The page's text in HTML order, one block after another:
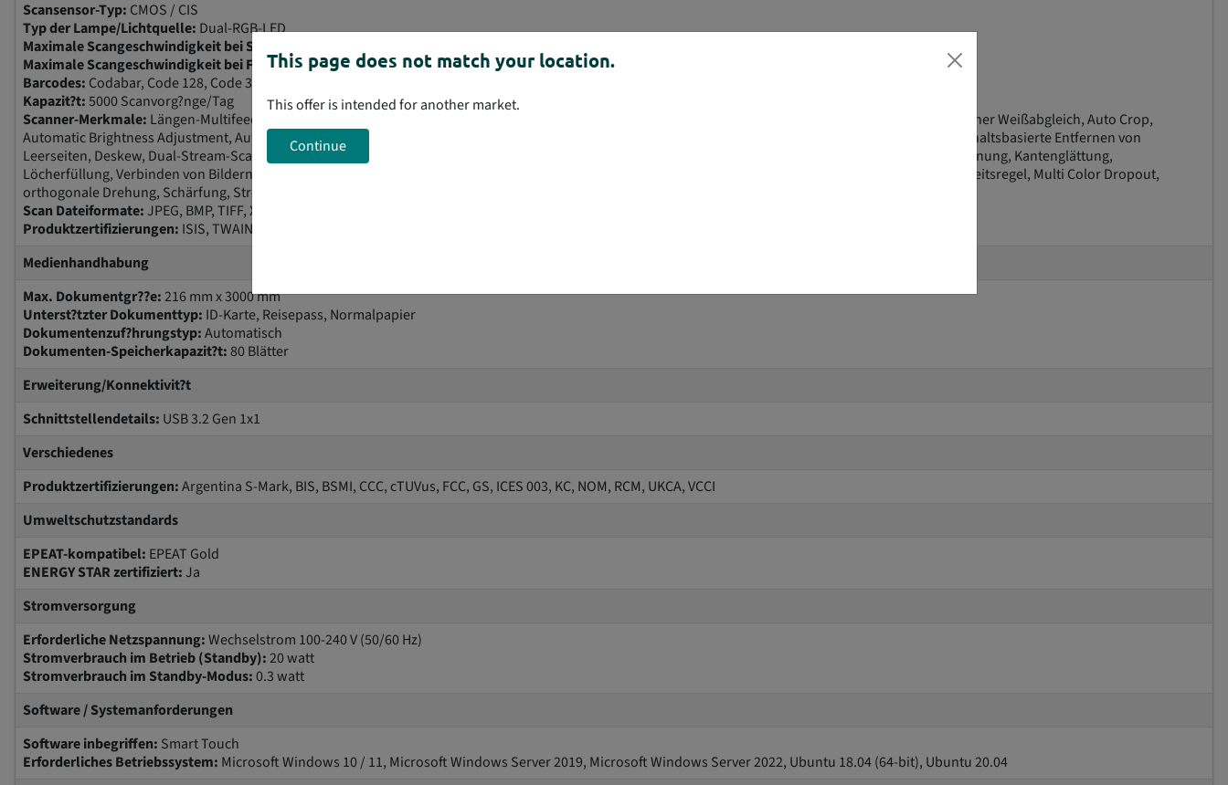
Scansensor-Typ: CMOS / CIS
Typ der Lampe/Lichtquelle: Dual-RGB-LED
Maximale Scangeschwindigkeit bei S/W-Dokumenten:
Maximale Scangeschwindigkeit bei Farbdokumenten:40 Seiten/Min.
Barcodes: Codabar, Code 128, Code 3 von 9, EAN-13, EAN-8, Interleaved 2 von 5, PDF417, QR-Code, UPC-A / E
Kapazit?t:5000 Scanvorg?nge/Tag
Scanner-Merkmale: Längen-Multifeed-Erkennung, adaptives Schwellwertverfahren, Rand hinzufügen und entfernen, aggressives Beschneiden, automatischer Weißabgleich, Auto Crop,
Automatic Brightness Adjustment, Automatic Image Orientation, automatischer Farbabgleich, automatische Farberkennung, Hintergrundfarbenglättung, inhaltsbasierte Entfernen von
Leerseiten, Deskew, Dual-Stream-Scannen, verbesserte Farbkorrektur, verbessertes Farbmanagement, festes Schwellenwert, feste Beschnitt, Halbtonentfernung, Kantenglättung,
Löcherfüllung, Verbinden von Bildern, iThresholding, Rauschunterdrückung einzelner Pixel, Long Document Scanning, Rauschunterdrückung durch Mehrheitsregel, Multi Color Dropout,
orthogonale Drehung, Schärfung, Streifenfilterung, Ultraschall-Multifeed-Technologie, Perfect Page
Scan Dateiformate:JPEG, BMP, TIFF, XLS, DOC, PDF, PNG, RTF
Produktzertifizierungen: ISIS, TWAIN, WIA
Medienhandhabung
Max. Dokumentgr??e:216 mm x 3000 mm
Unterst?tzter Dokumenttyp: ID-Karte, Reisepass, Normalpapier
Dokumentenzuf?hrungstyp:Automatisch
Dokumenten-Speicherkapazit?t:80 Blätter
Erweiterung/Konnektivit?t
Schnittstellendetails: USB 3.2 Gen 1x1
Verschiedenes
Produktzertifizierungen:Argentina S-Mark, BIS, BSMI, CCC, cTUVus, FCC, GS, ICES 003, KC, NOM, RCM, UKCA, VCCI
Umweltschutzstandards
EPEAT-kompatibel: EPEAT Gold
ENERGY STAR zertifiziert:Ja
Stromversorgung
Erforderliche Netzspannung:Wechselstrom 100-240 V (50/60 Hz)
Stromverbrauch im Betrieb (Standby):20 watt
Stromverbrauch im Standby-Modus:0.3 watt
Software / Systemanforderungen
Software inbegriffen: Smart Touch
Erforderliches Betriebssystem: Microsoft Windows 10 / 11, Microsoft Windows Server 2019, Microsoft Windows Server 2022, Ubuntu 18.04 (64-bit), Ubuntu 20.04
This page does not match your location.
This offer is intended for another market.
Continue